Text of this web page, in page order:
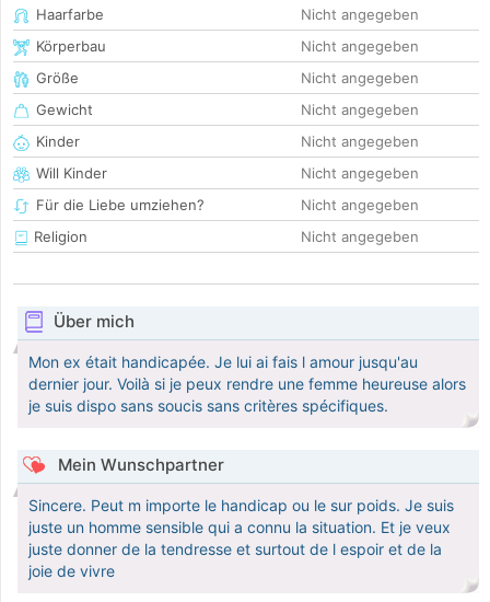
Haarfarbe
Nicht angegeben
Körperbau
Nicht angegeben
Größe
Nicht angegeben
Gewicht
Nicht angegeben
Kinder
Nicht angegeben
Will Kinder
Nicht angegeben
Für die Liebe umziehen?
Nicht angegeben
Religion
Nicht angegeben
Über mich
Mon ex était handicapée. Je lui ai fais l amour jusqu'au
dernier jour. Voilà si je peux rendre une femme heureuse alors
je suis dispo sans soucis sans critères spécifiques.
Mein Wunschpartner
Sincere. Peut m importe le handicap ou le sur poids. Je suis
juste un homme sensible qui a connu la situation. Et je veux
juste donner de la tendresse et surtout de l espoir et de la
joie de vivre